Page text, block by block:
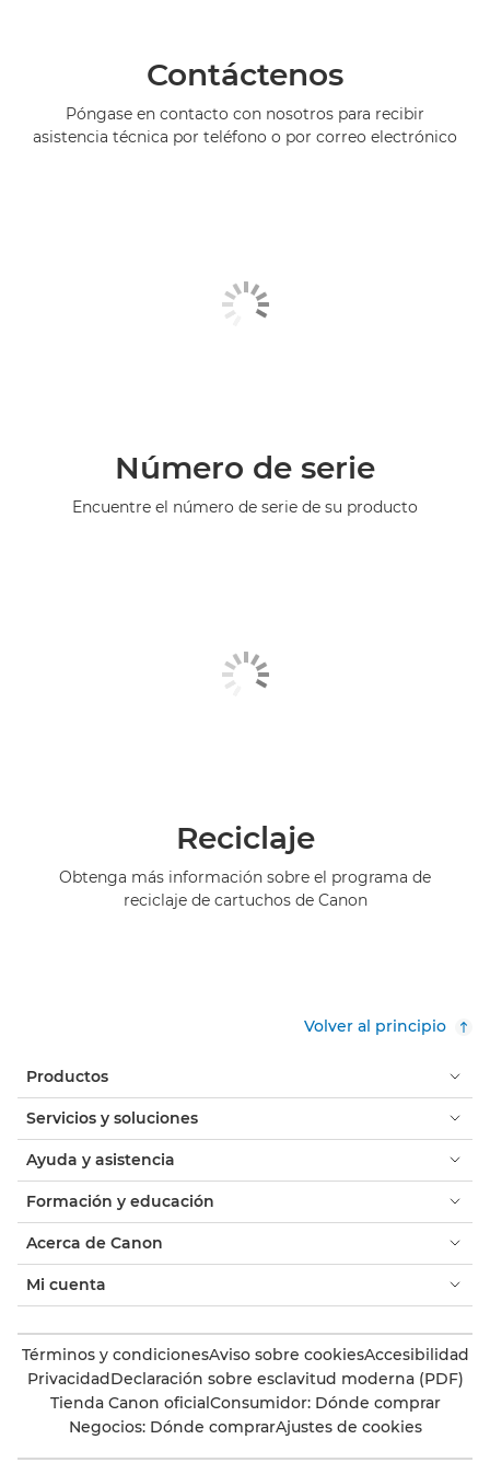
Contáctenos
Póngase en contacto con nosotros para recibir
asistencia técnica por teléfono o por correo electrónico
Número de serie
Encuentre el número de serie de su producto
Reciclaje
Obtenga más información sobre el programa de
reciclaje de cartuchos de Canon
Volver al principio
Productos
Servicios y soluciones
Ayuda y asistencia
Formación y educación
Acerca de Canon
Mi cuenta
Términos y condicionesAviso sobre cookiesAccesibilidad
PrivacidadDeclaración sobre esclavitud moderna (PDF)
Tienda Canon oficialConsumidor: Dónde comprar
Negocios: Dónde comprarAjustes de cookies